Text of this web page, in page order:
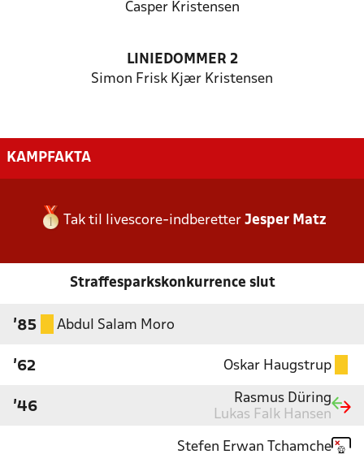
Casper Kristensen
LINIEDOMMER 2
Simon Frisk Kjær Kristensen
KAMPFAKTA
Tak til livescore-indberetter Jesper Matz
Straffesparkskonkurrence slut
'85 Abdul Salam Moro
'62 Oskar Haugstrup
'46
Rasmus Düring
Lukas Falk Hansen
Stefen Erwan Tchamche